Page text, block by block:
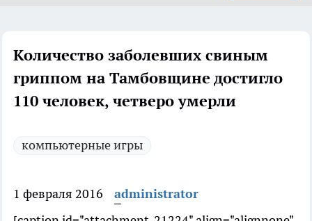
Количество заболевших свиным
гриппом на Тамбовщине достигло
110 человек, четверо умерли
компьютерные игры
1 февраля 2016
administrator